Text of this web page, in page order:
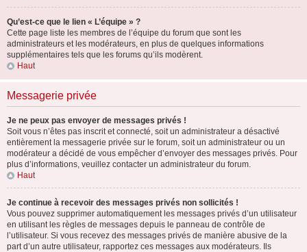
Qu’est-ce que le lien « L’équipe » ?
Cette page liste les membres de l’équipe du forum que sont les
administrateurs et les modérateurs, en plus de quelques informations
supplémentaires tels que les forums qu’ils modèrent.
Haut
Messagerie privée
Je ne peux pas envoyer de messages privés !
Soit vous n’êtes pas inscrit et connecté, soit un administrateur a désactivé
entièrement la messagerie privée sur le forum, soit un administrateur ou un
modérateur a décidé de vous empêcher d’envoyer des messages privés. Pour
plus d’informations, veuillez contacter un administrateur du forum.
Haut
Je continue à recevoir des messages privés non sollicités !
Vous pouvez supprimer automatiquement les messages privés d’un utilisateur
en utilisant les règles de messages depuis le panneau de contrôle de
l’utilisateur. Si vous recevez des messages privés de manière abusive de la
part d’un autre utilisateur, rapportez ces messages aux modérateurs. Ils